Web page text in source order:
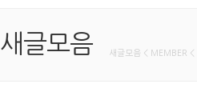
새글모음 새글모음 < MEMBER